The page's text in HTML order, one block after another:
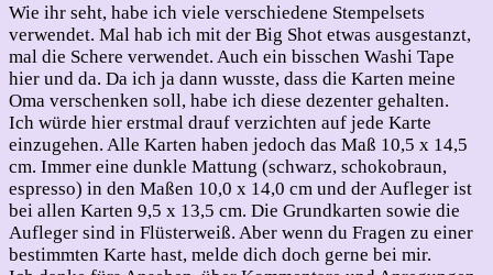
Wie ihr seht, habe ich viele verschiedene Stempelsets
verwendet. Mal hab ich mit der Big Shot etwas ausgestanzt,
mal die Schere verwendet. Auch ein bisschen Washi Tape
hier und da. Da ich ja dann wusste, dass die Karten meine
Oma verschenken soll, habe ich diese dezenter gehalten.
Ich würde hier erstmal drauf verzichten auf jede Karte
einzugehen. Alle Karten haben jedoch das Maß 10,5 x 14,5
cm. Immer eine dunkle Mattung (schwarz, schokobraun,
espresso) in den Maßen 10,0 x 14,0 cm und der Aufleger ist
bei allen Karten 9,5 x 13,5 cm. Die Grundkarten sowie die
Aufleger sind in Flüsterweiß. Aber wenn du Fragen zu einer
bestimmten Karte hast, melde dich doch gerne bei mir.